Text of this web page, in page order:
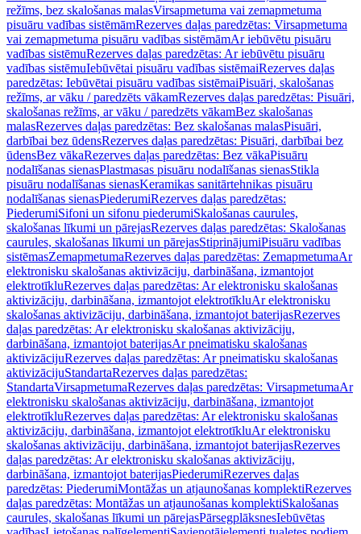
režīms, bez skalošanas malasVirsapmetuma vai zemapmetuma
pisuāru vadības sistēmāmRezerves daļas paredzētas: Virsapmetuma
vai zemapmetuma pisuāru vadības sistēmāmAr iebūvētu pisuāru
vadības sistēmuRezerves daļas paredzētas: Ar iebūvētu pisuāru
vadības sistēmuIebūvētai pisuāru vadības sistēmaiRezerves daļas
paredzētas: Iebūvētai pisuāru vadības sistēmaiPisuāri, skalošanas
režīms, ar vāku / paredzēts vākamRezerves daļas paredzētas: Pisuāri,
skalošanas režīms, ar vāku / paredzēts vākamBez skalošanas
malasRezerves daļas paredzētas: Bez skalošanas malasPisuāri,
darbībai bez ūdensRezerves daļas paredzētas: Pisuāri, darbībai bez
ūdensBez vākaRezerves daļas paredzētas: Bez vākaPisuāru
nodalīšanas sienasPlastmasas pisuāru nodalīšanas sienasStikla
pisuāru nodalīšanas sienasKeramikas sanitārtehnikas pisuāru
nodalīšanas sienasPiederumiRezerves daļas paredzētas:
PiederumiSifoni un sifonu piederumiSkalošanas caurules,
skalošanas līkumi un pārejasRezerves daļas paredzētas: Skalošanas
caurules, skalošanas līkumi un pārejasStiprinājumiPisuāru vadības
sistēmasZemapmetumaRezerves daļas paredzētas: ZemapmetumaAr
elektronisku skalošanas aktivizāciju, darbināšana, izmantojot
elektrotīkluRezerves daļas paredzētas: Ar elektronisku skalošanas
aktivizāciju, darbināšana, izmantojot elektrotīkluAr elektronisku
skalošanas aktivizāciju, darbināšana, izmantojot baterijasRezerves
daļas paredzētas: Ar elektronisku skalošanas aktivizāciju,
darbināšana, izmantojot baterijasAr pneimatisku skalošanas
aktivizācijuRezerves daļas paredzētas: Ar pneimatisku skalošanas
aktivizācijuStandartaRezerves daļas paredzētas:
StandartaVirsapmetumaRezerves daļas paredzētas: VirsapmetumaAr
elektronisku skalošanas aktivizāciju, darbināšana, izmantojot
elektrotīkluRezerves daļas paredzētas: Ar elektronisku skalošanas
aktivizāciju, darbināšana, izmantojot elektrotīkluAr elektronisku
skalošanas aktivizāciju, darbināšana, izmantojot baterijasRezerves
daļas paredzētas: Ar elektronisku skalošanas aktivizāciju,
darbināšana, izmantojot baterijasPiederumiRezerves daļas
paredzētas: PiederumiMontāžas un atjaunošanas komplektiRezerves
daļas paredzētas: Montāžas un atjaunošanas komplektiSkalošanas
caurules, skalošanas līkumi un pārejasPārsegplāksnesIebūvētas